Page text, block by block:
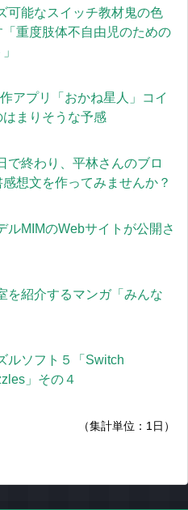
可能なスイッチ教材鬼の色
「重度肢体不自由児のための
アプリ「おかね星人」コイ
まりそうな予感
で終わり、平林さんのブロ
想文を作ってみませんか？
ルMIMのWebサイトが公開さ
を紹介するマンガ「みんな
ルソフト５「Switch
」その４
（集計単位：1日）